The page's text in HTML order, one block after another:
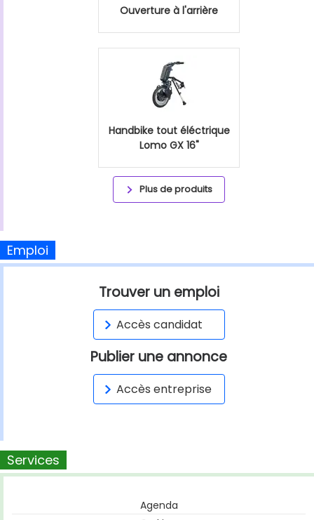
Ouverture à l'arrière
Handbike tout éléctrique
Lomo GX 16"
Plus de produits
Emploi
Trouver un emploi
Accès candidat
Publier une annonce
Accès entreprise
Services
Agenda